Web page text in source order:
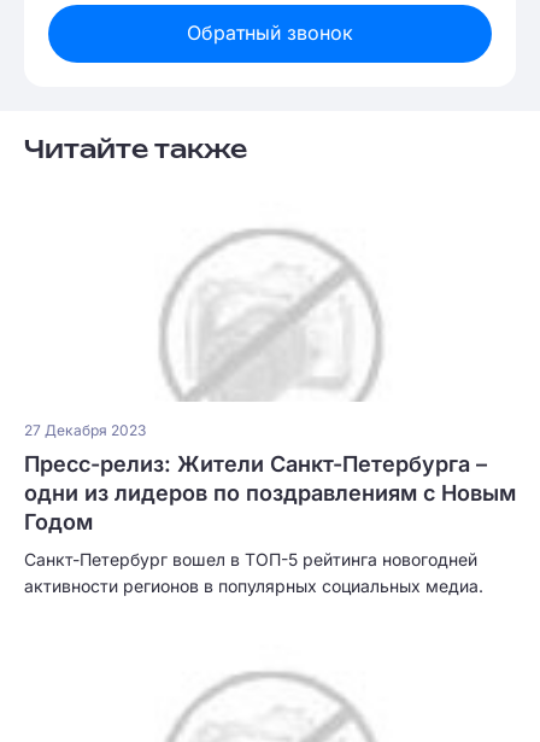
Обратный звонок
Читайте также
27 Декабря 2023
Пресс-релиз: Жители Санкт-Петербурга –
одни из лидеров по поздравлениям с Новым
Годом
Санкт-Петербург вошел в ТОП-5 рейтинга новогодней
активности регионов в популярных социальных медиа.